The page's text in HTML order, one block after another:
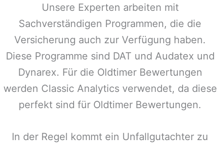
Unsere Experten arbeiten mit
Sachverständigen Programmen, die die
Versicherung auch zur Verfügung haben.
Diese Programme sind DAT und Audatex und
Dynarex. Für die Oldtimer Bewertungen
werden Classic Analytics verwendet, da diese
perfekt sind für Oldtimer Bewertungen.
In der Regel kommt ein Unfallgutachter zu